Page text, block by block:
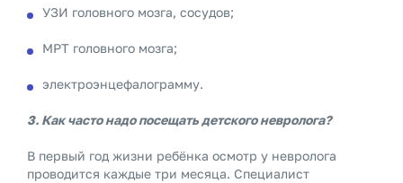
УЗИ головного мозга, сосудов;
МРТ головного мозга;
электроэнцефалограмму.
3. Как часто надо посещать детского невролога?
В первый год жизни ребёнка осмотр у невролога
проводится каждые три месяца. Специалист